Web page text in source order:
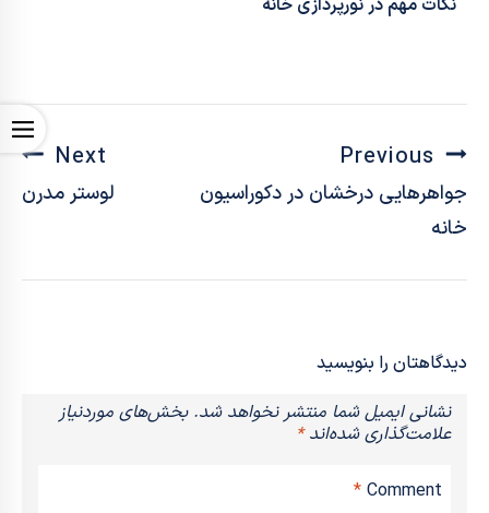
OPEN
نکات مهم در نورپردازی خانه
Previous
جواهرهایی درخشان در دکوراسیون
خانه
Next
لوستر مدرن
دیدگاهتان را بنویسید
نشانی ایمیل شما منتشر نخواهد شد. بخش‌های موردنیاز
علامت‌گذاری شده‌اند*
Comment
*